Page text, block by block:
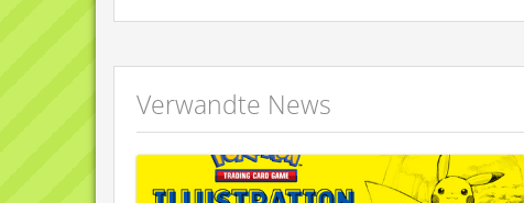
Verwandte News